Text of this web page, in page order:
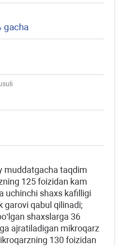
gacha
muddatgacha taqdim
125 foizidan kam
uchinchi shaxs kafilligi
garovi qabul qilinadi;
shaxslarga 36
ajratiladigan mikroqarz
130 foizidan